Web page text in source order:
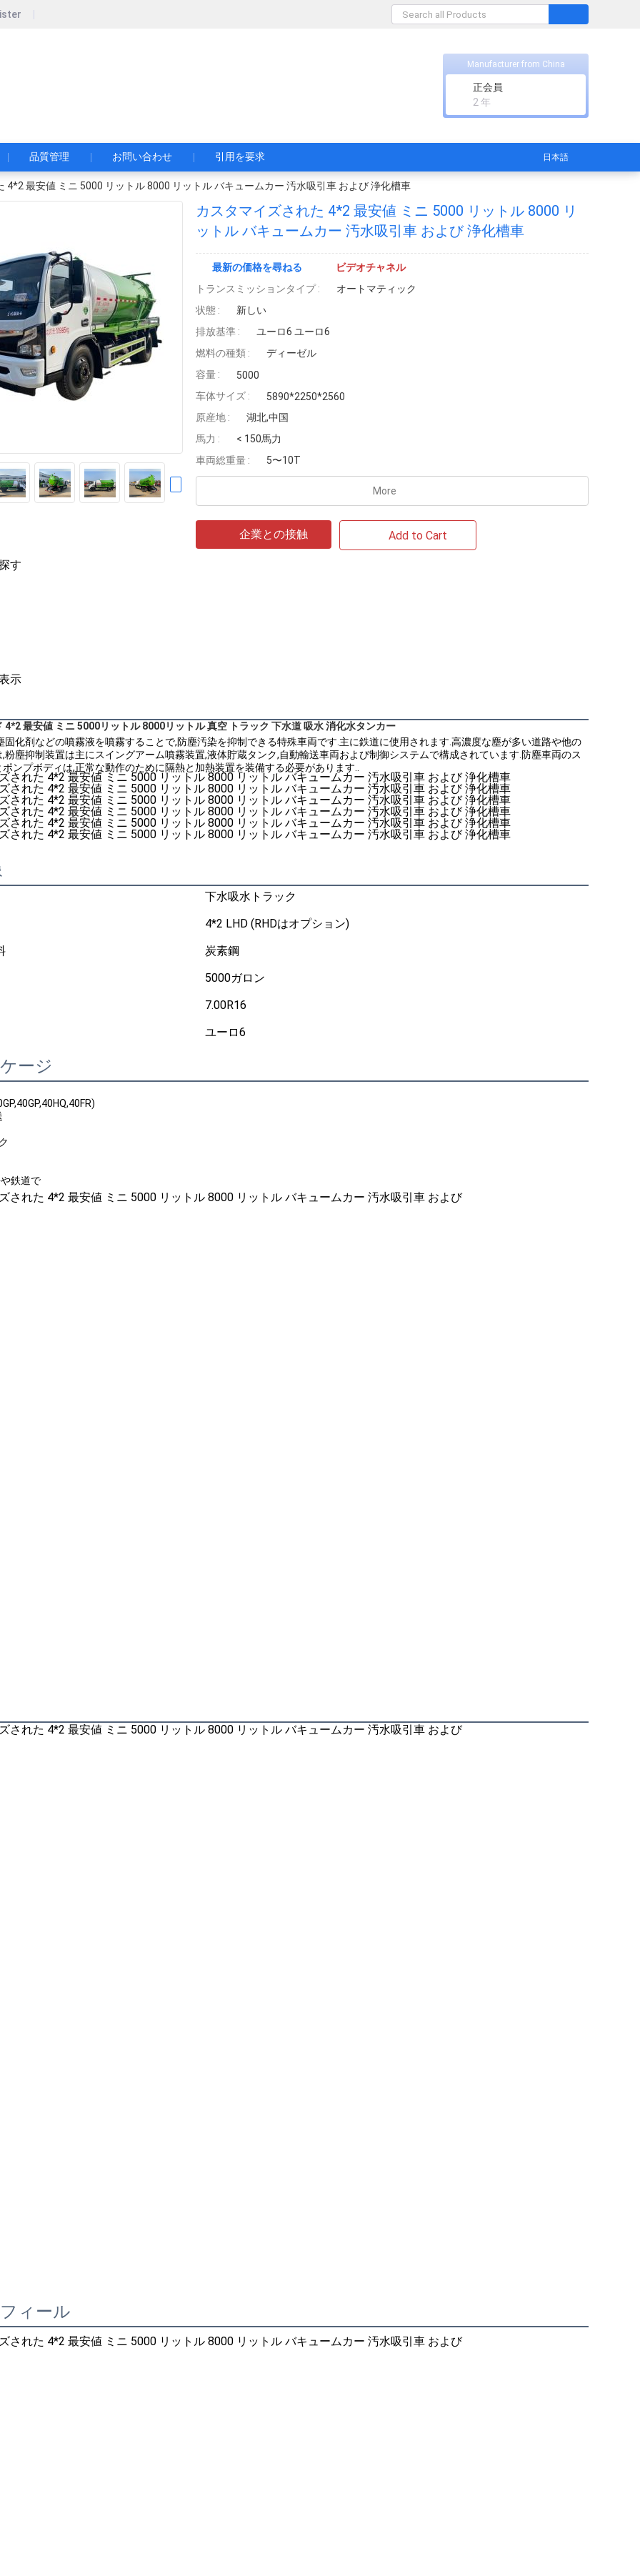
Manufacturer from China
正会員
2 年
品質管理 お問い合わせ 引用を要求 日本語
4*2 最安値 ミニ 5000 リットル 8000 リットル バキュームカー 汚水吸引車 および 浄化槽車
カスタマイズされた 4*2 最安値 ミニ 5000 リットル 8000 リ
ットル バキュームカー 汚水吸引車 および 浄化槽車
最新の価格を尋ねる
ビデオチャネル
トランスミッションタイプ :
オートマティック
状態 :
新しい
排放基準 :
ユーロ6 ユーロ6
燃料の種類 :
ディーゼル
容量 :
5000
车体サイズ :
5890*2250*2560
原産地 :
湖北,中国
馬力 :
< 150馬力
車両総重量 :
5〜10T
More
企業との接触 Add to Cart
す
示
4*2 最安値 ミニ 5000リットル 8000リットル 真空 トラック 下水道 吸水 消化水タンカー
固化剤などの噴霧液を噴霧することで,防塵汚染を抑制できる特殊車両です.主に鉄道に使用されます.高濃度な塵が多い道路や他の
粉塵抑制装置は主にスイングアーム噴霧装置,液体貯蔵タンク,自動輸送車両および制御システムで構成されています.防塵車両のス
ンプボディは,正常な動作のために隔熱と加熱装置を装備する必要があります..
下水吸水トラック
4*2 LHD (RHDはオプション)
炭素鋼
5000ガロン
7.00R16
ユーロ6
ージ
鉄道で
ィール